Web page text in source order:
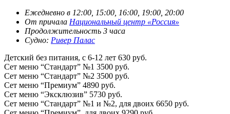
Ежедневно в 12:00, 15:00, 16:00, 19:00, 20:00
От причала Национальный центр «Россия»
Продолжительность 3 часа
Судно: Ривер Палас
Детский без питания, с 6-12 лет 630 руб.
Сет меню “Стандарт” №1 3500 руб.
Сет меню “Стандарт” №2 3500 руб.
Сет меню “Премиум” 4890 руб.
Сет меню “Эксклюзив” 5730 руб.
Сет меню “Стандарт” №1 и №2, для двоих 6650 руб.